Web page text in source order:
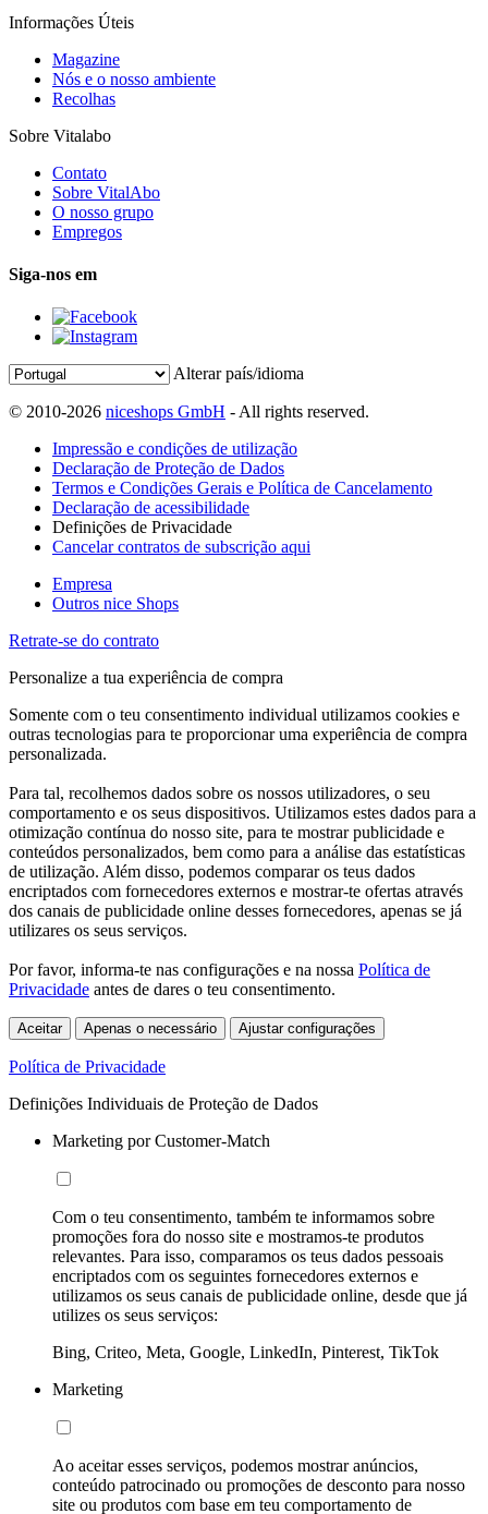
Informações Úteis
Magazine
Nós e o nosso ambiente
Recolhas
Sobre Vitalabo
Contato
Sobre VitalAbo
O nosso grupo
Empregos
Siga-nos em
Alterar país/idioma
© 2010-2026 niceshops GmbH - All rights reserved.
Impressão e condições de utilização
Declaração de Proteção de Dados
Termos e Condições Gerais e Política de Cancelamento
Declaração de acessibilidade
Definições de Privacidade
Cancelar contratos de subscrição aqui
Empresa
Outros nice Shops
Retrate-se do contrato
Personalize a tua experiência de compra
Somente com o teu consentimento individual utilizamos cookies e
outras tecnologias para te proporcionar uma experiência de compra
personalizada.
Para tal, recolhemos dados sobre os nossos utilizadores, o seu
comportamento e os seus dispositivos. Utilizamos estes dados para a
otimização contínua do nosso site, para te mostrar publicidade e
conteúdos personalizados, bem como para a análise das estatísticas
de utilização. Além disso, podemos comparar os teus dados
encriptados com fornecedores externos e mostrar-te ofertas através
dos canais de publicidade online desses fornecedores, apenas se já
utilizares os seus serviços.
Por favor, informa-te nas configurações e na nossa Política de
Privacidade antes de dares o teu consentimento.
Aceitar Apenas o necessário Ajustar configurações
Política de Privacidade
Definições Individuais de Proteção de Dados
Marketing por Customer-Match
Com o teu consentimento, também te informamos sobre
promoções fora do nosso site e mostramos-te produtos
relevantes. Para isso, comparamos os teus dados pessoais
encriptados com os seguintes fornecedores externos e
utilizamos os seus canais de publicidade online, desde que já
utilizes os seus serviços:
Bing, Criteo, Meta, Google, LinkedIn, Pinterest, TikTok
Marketing
Ao aceitar esses serviços, podemos mostrar anúncios,
conteúdo patrocinado ou promoções de desconto para nosso
site ou produtos com base em teu comportamento de